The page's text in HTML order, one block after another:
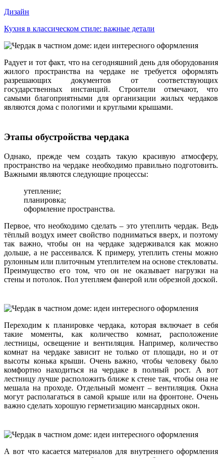
Дизайн
Кухня в классическом стиле: важные детали
Радует и тот факт, что на сегодняшний день для оборудования
жилого пространства на чердаке не требуется оформлять
разрешающих документов от соответствующих
государственных инстанций. Строители отмечают, что
самыми благоприятными для организации жилых чердаков
являются дома с пологими и круглыми крышами.
Этапы обустройства чердака
Однако, прежде чем создать такую красивую атмосферу,
пространство на чердаке необходимо правильно подготовить.
Важными являются следующие процессы:
утепление;
планировка;
оформление пространства.
Первое, что необходимо сделать – это утеплить чердак. Ведь
тёплый воздух имеет свойство подниматься вверх, и поэтому
так важно, чтобы он на чердаке задерживался как можно
дольше, а не рассеивался. К примеру, утеплить стены можно
рулонным или плиточным утеплителем на основе стекловаты.
Преимущество его том, что он не оказывает нагрузки на
стены и потолок. Пол утепляем фанерой или обрезной доской.
Переходим к планировке чердака, которая включает в себя
такие моменты, как количество комнат, расположение
лестницы, освещение и вентиляция. Например, количество
комнат на чердаке зависит не только от площади, но и от
высоты конька крыши. Очень важно, чтобы человеку было
комфортно находиться на чердаке в полный рост. А вот
лестницу лучше расположить ближе к стене так, чтобы она не
мешала на проходе. Отдельный момент – вентиляция. Окна
могут располагаться в самой крыше или на фронтоне. Очень
важно сделать хорошую герметизацию мансардных окон.
А вот что касается материалов для внутреннего оформления